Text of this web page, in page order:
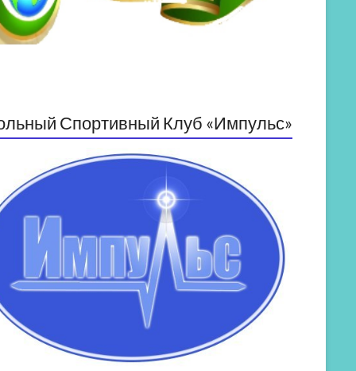
Спортивный Клуб «Импульс»